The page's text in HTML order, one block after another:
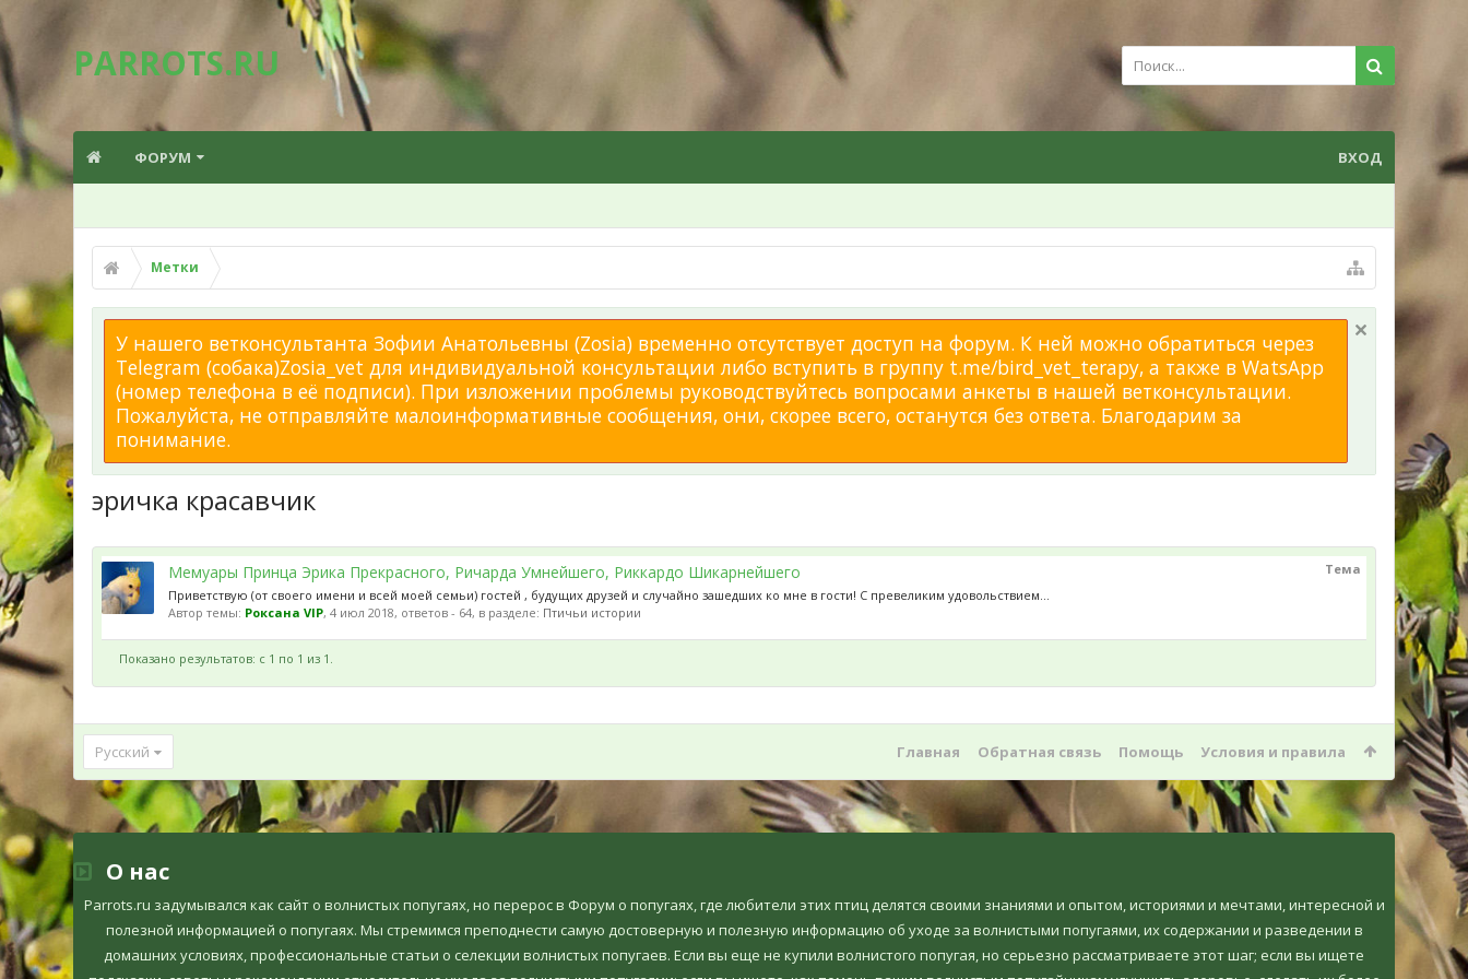
PARROTS.RU
ФОРУМ ВХОД
Метки
У нашего ветконсультанта Зофии Анатольевны (Zosia) временно отсутствует доступ на форум. К ней можно обратиться через
Telegram (собака)Zosia_vet для индивидуальной консультации либо вступить в группу t.me/bird_vet_terapy, а также в WatsApp
(номер телефона в её подписи). При изложении проблемы руководствуйтесь вопросами анкеты в нашей ветконсультации.
Пожалуйста, не отправляйте малоинформативные сообщения, они, скорее всего, останутся без ответа. Благодарим за
понимание.
эричка красавчик
Тема
Мемуары Принца Эрика Прекрасного, Ричарда Умнейшего, Риккардо Шикарнейшего
Приветствую (от своего имени и всей моей семьи) гостей , будущих друзей и случайно зашедших ко мне в гости! С превеликим удовольствием...
Автор темы: Роксана VIP,4 июл 2018, ответов - 64, в разделе: Птичьи истории
Показано результатов: с 1 по 1 из 1.
Русский Главная Обратная связь Помощь Условия и правила
О нас
Parrots.ru задумывался как сайт о волнистых попугаях, но перерос в Форум о попугаях, где любители этих птиц делятся своими знаниями и опытом, историями и мечтами, интересной и
полезной информацией о попугаях. Мы стремимся преподнести самую достоверную и полезную информацию об уходе за волнистыми попугаями, их содержании и разведении в
домашних условиях, профессиональные статьи о селекции волнистых попугаев. Если вы еще не купили волнистого попугая, но серьезно рассматриваете этот шаг; если вы ищете